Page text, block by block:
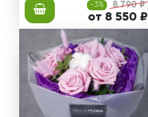
-3% 8 790 ₽
от 8 550 ₽